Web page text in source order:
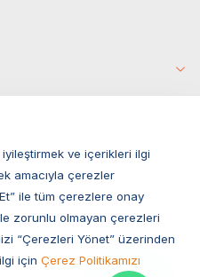
ve içerikleri ilgi
amacıyla çerezler
ile tüm çerezlere onay
zorunlu olmayan çerezleri
“Çerezleri Yönet” üzerinden
için Çerez Politikamızı